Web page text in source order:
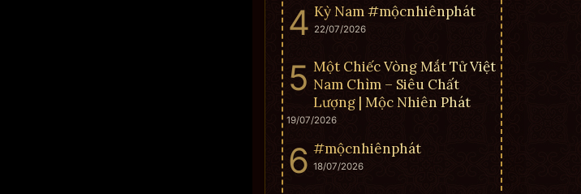
Kỳ Nam #mộcnhiênphát
22/07/2026
Một Chiếc Vòng Mắt Tử Việt
Nam Chìm – Siêu Chất
Lượng | Mộc Nhiên Phát
19/07/2026
#mộcnhiênphát
18/07/2026